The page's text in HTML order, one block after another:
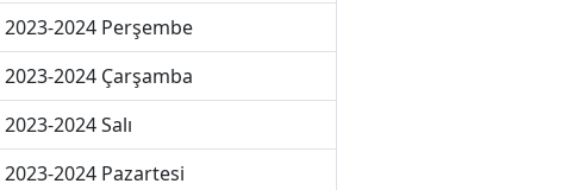
2023-2024 Perşembe
2023-2024 Çarşamba
2023-2024 Salı
2023-2024 Pazartesi